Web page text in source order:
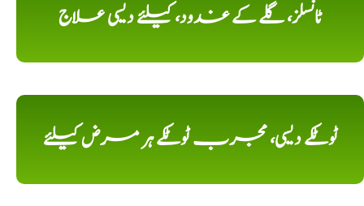
ٹانسلز، گلے کے غدود، کیلئے دیسی علاج
ٹوٹکے دیسی، مجرب ٹوٹکے ہر مرض کیلئے